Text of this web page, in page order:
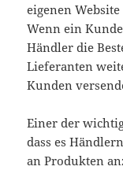
eigenen
Wenn ein
Händler die
Lieferanten
Kunden
Einer der
dass es
an Produkten